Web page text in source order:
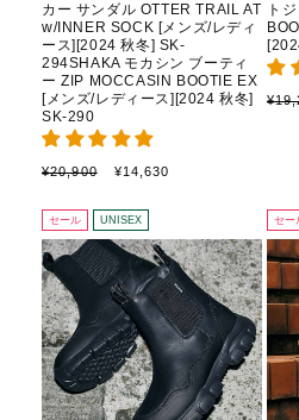
カー サンダル OTTER TRAIL AT
w/INNER SOCK [メンズ/レディ
ース][2024 秋冬] SK-
294SHAKA モカシン ブーティ
ー ZIP MOCCASIN BOOTIE EX
[メンズ/レディース][2024 秋冬]
SK-290
通
価
格
¥20,900
セ
ル
価
格
¥14,630
ト
通
セール UNISEX セー